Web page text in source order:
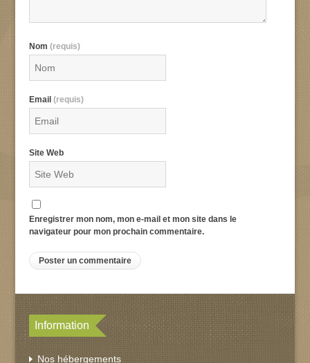
Nom(requis)
Email(requis)
Site Web
Enregistrer mon nom, mon e-mail et mon site dans le
navigateur pour mon prochain commentaire.
Information
Nos hébergements